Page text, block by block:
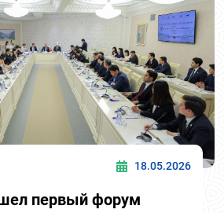
18.05.2026
первый форум